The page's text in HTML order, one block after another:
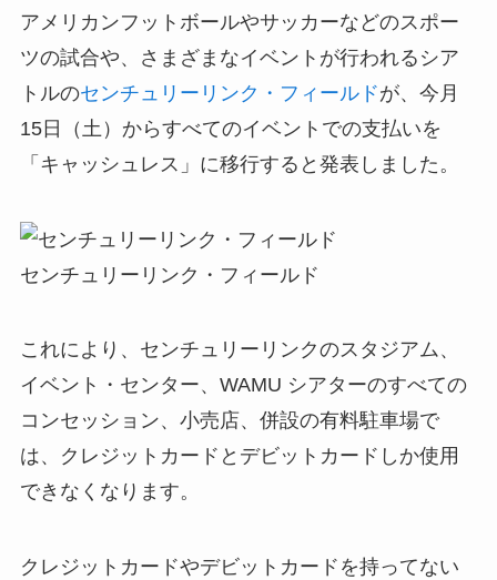
アメリカンフットボールやサッカーなどのスポー
ツの試合や、さまざまなイベントが行われるシア
トルのセンチュリーリンク・フィールドが、今月
15日（土）からすべてのイベントでの支払いを
「キャッシュレス」に移行すると発表しました。
センチュリーリンク・フィールド
これにより、センチュリーリンクのスタジアム、
イベント・センター、WAMU シアターのすべての
コンセッション、小売店、併設の有料駐車場で
は、クレジットカードとデビットカードしか使用
できなくなります。
クレジットカードやデビットカードを持ってない